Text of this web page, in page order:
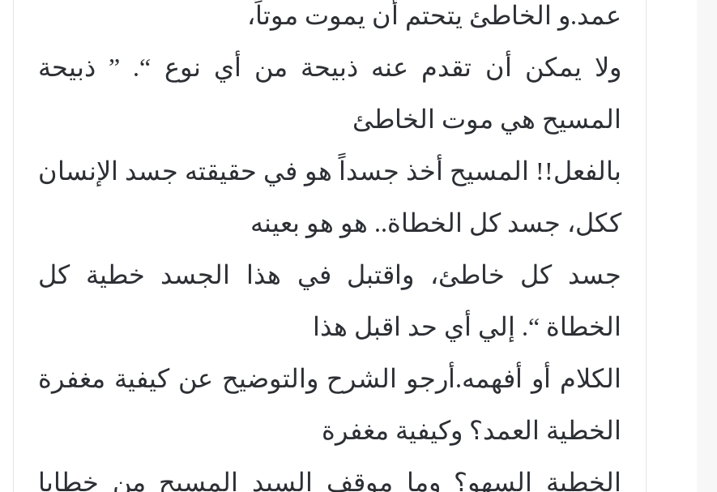
عمد.و الخاطئ يتحتم أن يموت موتاً،
ولا يمكن أن تقدم عنه ذبيحة من أي نوع “. ” ذبيحة
المسيح هي موت الخاطئ
بالفعل!! المسيح أخذ جسداً هو في حقيقته جسد الإنسان
ككل، جسد كل الخطاة.. هو هو بعينه
جسد كل خاطئ، واقتبل في هذا الجسد خطية كل
الخطاة “. إلي أي حد اقبل هذا
الكلام أو أفهمه.أرجو الشرح والتوضيح عن كيفية مغفرة
الخطية العمد؟ وكيفية مغفرة
الخطية السهو؟ وما موقف السيد المسيح من خطايا